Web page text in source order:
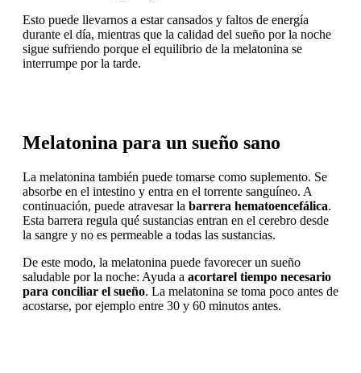
Esto puede llevarnos a estar cansados y faltos de energía
durante el día, mientras que la calidad del sueño por la noche
sigue sufriendo porque el equilibrio de la melatonina se
interrumpe por la tarde.
Melatonina para un sueño sano
La melatonina también puede tomarse como suplemento. Se
absorbe en el intestino y entra en el torrente sanguíneo. A
continuación, puede atravesar la barrera hematoencefálica.
Esta barrera regula qué sustancias entran en el cerebro desde
la sangre y no es permeable a todas las sustancias.
De este modo, la melatonina puede favorecer un sueño
saludable por la noche: Ayuda a acortarel tiempo necesario
para conciliar el sueño. La melatonina se toma poco antes de
acostarse, por ejemplo entre 30 y 60 minutos antes.